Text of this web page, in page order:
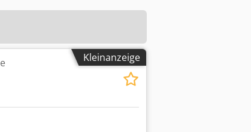
Kleinanzeige